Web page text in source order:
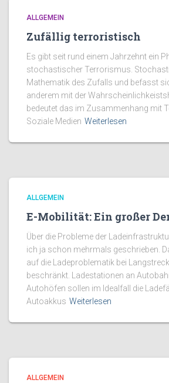
ALLGEMEIN
Zufällig terroristisch
Es gibt seit rund einem Jahrzehnt ein
stochastischer Terrorismus.
Mathematik des Zufalls und befasst
anderem mit der
bedeutet das im Zusammenhang mit
Soziale Medien Weiterlesen
ALLGEMEIN
E-Mobilität: Ein großer
Über die Probleme der
ich ja schon mehrmals geschrieben.
auf die Ladeproblematik bei
beschränkt. Ladestationen an
Autohöfen sollen im Idealfall die
Autoakkus Weiterlesen
ALLGEMEIN